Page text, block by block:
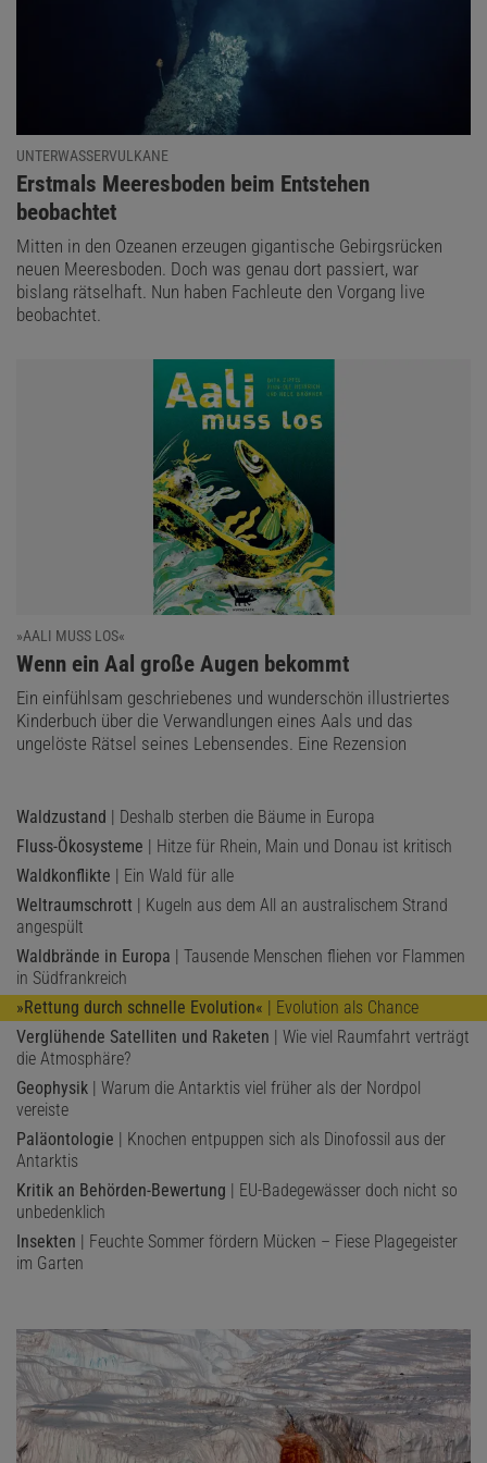
UNTERWASSERVULKANE
:
Erstmals Meeresboden beim Entstehen
beobachtet
Mitten in den Ozeanen erzeugen gigantische Gebirgsrücken
neuen Meeresboden. Doch was genau dort passiert, war
bislang rätselhaft. Nun haben Fachleute den Vorgang live
beobachtet.
»AALI MUSS LOS«
:
Wenn ein Aal große Augen bekommt
Ein einfühlsam geschriebenes und wunderschön illustriertes
Kinderbuch über die Verwandlungen eines Aals und das
ungelöste Rätsel seines Lebensendes. Eine Rezension
Waldzustand | Deshalb sterben die Bäume in Europa
Fluss-Ökosysteme | Hitze für Rhein, Main und Donau ist kritisch
Waldkonflikte | Ein Wald für alle
Weltraumschrott | Kugeln aus dem All an australischem Strand
angespült
Waldbrände in Europa | Tausende Menschen fliehen vor Flammen
in Südfrankreich
»Rettung durch schnelle Evolution« | Evolution als Chance
Verglühende Satelliten und Raketen | Wie viel Raumfahrt verträgt
die Atmosphäre?
Geophysik | Warum die Antarktis viel früher als der Nordpol
vereiste
Paläontologie | Knochen entpuppen sich als Dinofossil aus der
Antarktis
Kritik an Behörden-Bewertung | EU-Badegewässer doch nicht so
unbedenklich
Insekten | Feuchte Sommer fördern Mücken – Fiese Plagegeister
im Garten